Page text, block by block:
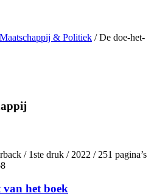
& Politiek / De doe-het-
/ 1ste druk / 2022 / 251 pagina’s
het boek